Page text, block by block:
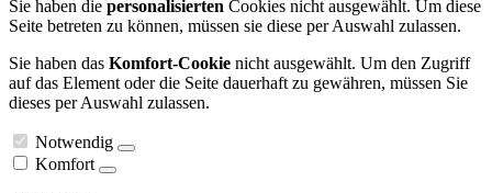
Sie haben die personalisierten Cookies nicht ausgewählt. Um diese
Seite betreten zu können, müssen sie diese per Auswahl zulassen.
Sie haben das Komfort-Cookie nicht ausgewählt. Um den Zugriff
auf das Element oder die Seite dauerhaft zu gewähren, müssen Sie
dieses per Auswahl zulassen.
Notwendig
Komfort